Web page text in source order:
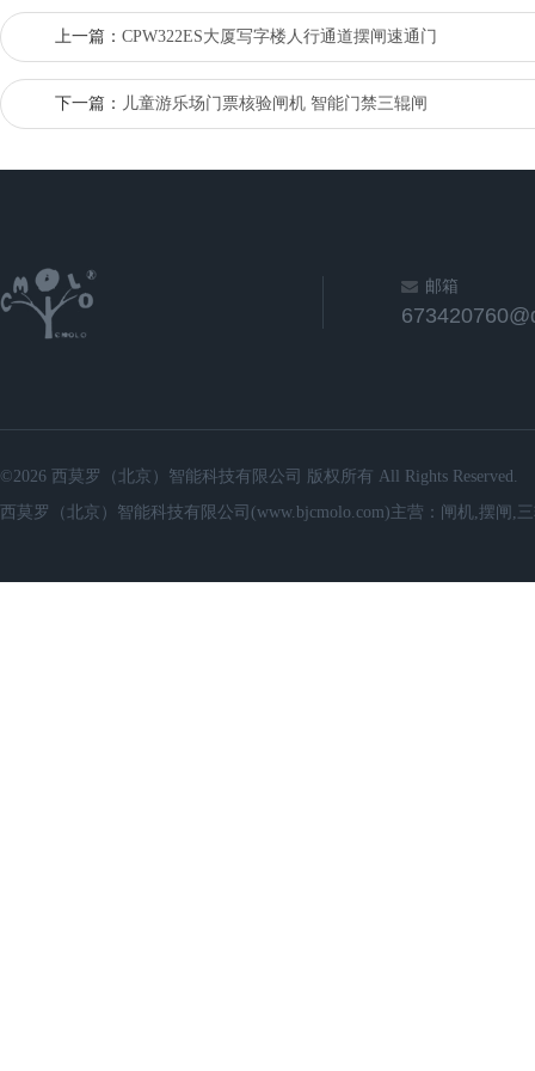
上一篇： CPW322ES大厦写字楼人行通道摆闸速通门
下一篇： 儿童游乐场门票核验闸机 智能门禁三辊闸
邮箱
©2026 西莫罗（北京）智能科技有限公司 版权所有 All Rights Reserved.
西莫罗（北京）智能科技有限公司(www.bjcmolo.com)主营：闸机,摆闸,